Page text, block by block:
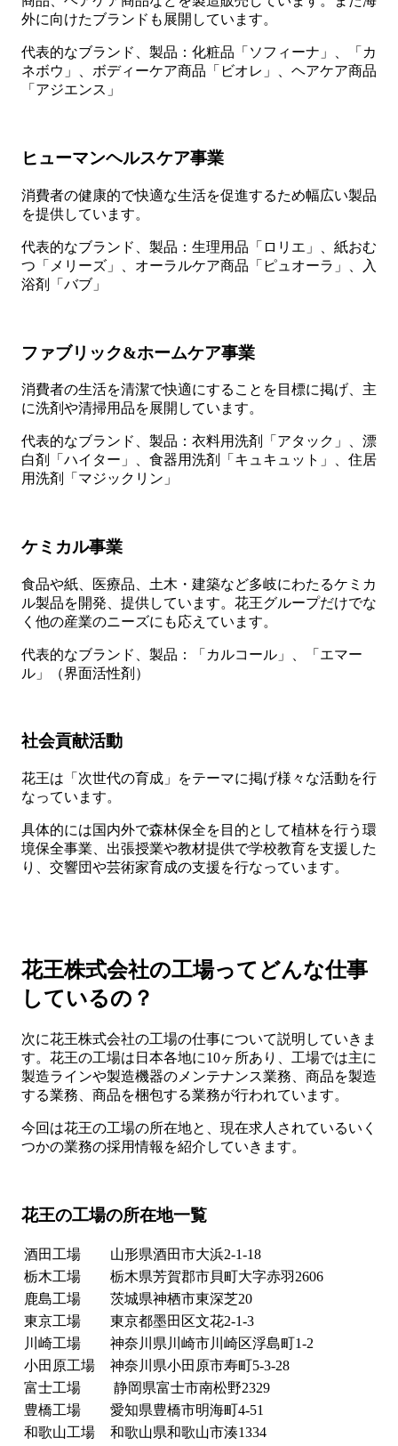
外に向けたブランドも展開しています。
代表的なブランド、製品：化粧品「ソフィーナ」、「カ
ネボウ」、ボディーケア商品「ビオレ」、ヘアケア商品
「アジエンス」
ヒューマンヘルスケア事業
消費者の健康的で快適な生活を促進するため幅広い製品
を提供しています。
代表的なブランド、製品：生理用品「ロリエ」、紙おむ
つ「メリーズ」、オーラルケア商品「ピュオーラ」、入
浴剤「バブ」
ファブリック&ホームケア事業
消費者の生活を清潔で快適にすることを目標に掲げ、主
に洗剤や清掃用品を展開しています。
代表的なブランド、製品：衣料用洗剤「アタック」、漂
白剤「ハイター」、食器用洗剤「キュキュット」、住居
用洗剤「マジックリン」
ケミカル事業
食品や紙、医療品、土木・建築など多岐にわたるケミカ
ル製品を開発、提供しています。花王グループだけでな
く他の産業のニーズにも応えています。
代表的なブランド、製品：「カルコール」、「エマー
ル」（界面活性剤）
社会貢献活動
花王は「次世代の育成」をテーマに掲げ様々な活動を行
なっています。
具体的には国内外で森林保全を目的として植林を行う環
境保全事業、出張授業や教材提供で学校教育を支援した
り、交響団や芸術家育成の支援を行なっています。
花王株式会社の工場ってどんな仕事
しているの？
次に花王株式会社の工場の仕事について説明していきま
す。花王の工場は日本各地に10ヶ所あり、工場では主に
製造ラインや製造機器のメンテナンス業務、商品を製造
する業務、商品を梱包する業務が行われています。
今回は花王の工場の所在地と、現在求人されているいく
つかの業務の採用情報を紹介していきます。
花王の工場の所在地一覧
酒田工場
山形県酒田市大浜2-1-18
栃木工場
栃木県芳賀郡市貝町大字赤羽2606
鹿島工場
茨城県神栖市東深芝20
東京工場
東京都墨田区文花2-1-3
川崎工場
神奈川県川崎市川崎区浮島町1-2
小田原工場
神奈川県小田原市寿町5-3-28
富士工場
静岡県富士市南松野2329
豊橋工場
愛知県豊橋市明海町4-51
和歌山工場
和歌山県和歌山市湊1334